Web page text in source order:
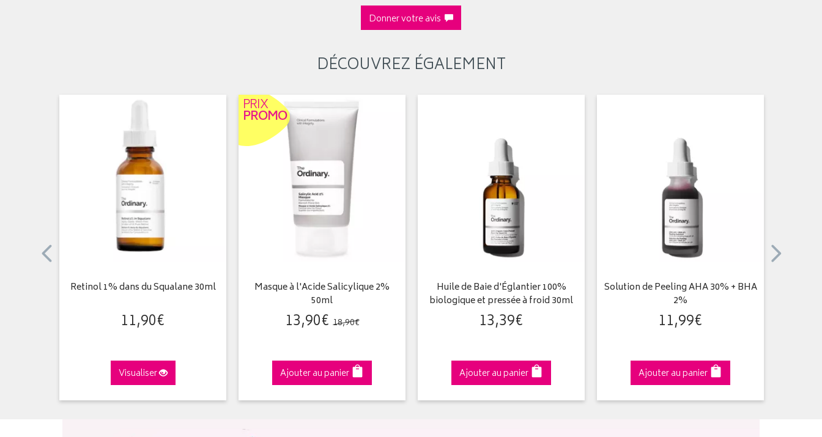
Donner votre avis
DÉCOUVREZ ÉGALEMENT
Retinol 1% dans du Squalane 30ml
11,90€
Visualiser
PRIX
PROMO
Masque à l'Acide Salicylique 2%
50ml
13,90€ 18,90€
Ajouter au panier
Huile de Baie d'Églantier 100%
biologique et pressée à froid 30ml
13,39€
Ajouter au panier
Solution de Peeling AHA 30% + BHA
2%
11,99€
Ajouter au panier